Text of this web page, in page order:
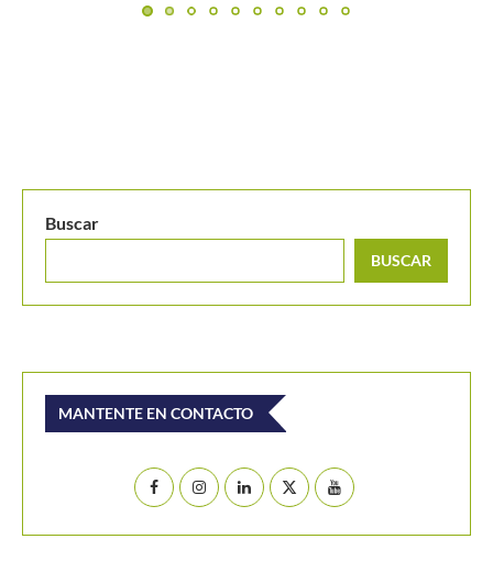
Buscar
BUSCAR
MANTENTE EN CONTACTO